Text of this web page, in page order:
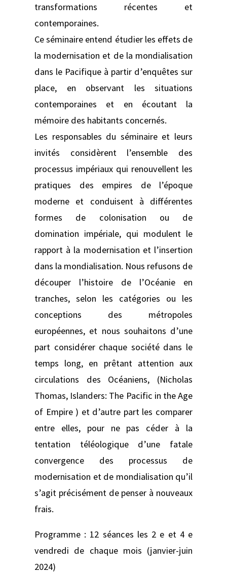
transformations récentes et
contemporaines.
Ce séminaire entend étudier les effets de
la modernisation et de la mondialisation
dans le Pacifique à partir d’enquêtes sur
place, en observant les situations
contemporaines et en écoutant la
mémoire des habitants concernés.
Les responsables du séminaire et leurs
invités considèrent l’ensemble des
processus impériaux qui renouvellent les
pratiques des empires de l’époque
moderne et conduisent à différentes
formes de colonisation ou de
domination impériale, qui modulent le
rapport à la modernisation et l’insertion
dans la mondialisation. Nous refusons de
découper l’histoire de l’Océanie en
tranches, selon les catégories ou les
conceptions des métropoles
européennes, et nous souhaitons d’une
part considérer chaque société dans le
temps long, en prêtant attention aux
circulations des Océaniens, (Nicholas
Thomas, Islanders: The Pacific in the Age
of Empire ) et d’autre part les comparer
entre elles, pour ne pas céder à la
tentation téléologique d’une fatale
convergence des processus de
modernisation et de mondialisation qu’il
s’agit précisément de penser à nouveaux
frais.
Programme : 12 séances les 2 e et 4 e
vendredi de chaque mois (janvier-juin
2024)